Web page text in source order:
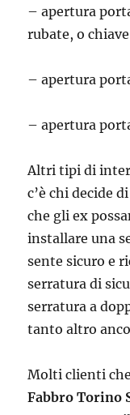
– apertura
rubate, o
– apertura
– apertura
Altri tipi di
c’è chi decide
che gli ex
installare una
sente sicuro e
serratura di
serratura a
tanto altro
Molti clienti
Fabbro Torino